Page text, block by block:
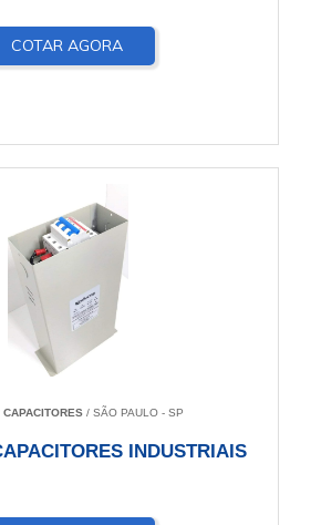
COTAR AGORA
CAPACITORES/ SÃO PAULO - SP
INDUSTRIAIS